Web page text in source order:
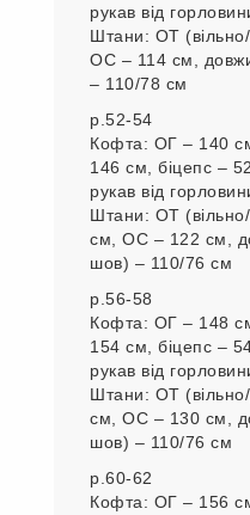
рукав від
Штани: ОТ (вільно/
ОС – 114 см,
– 110/78 см
р.52-54
Кофта: ОГ – 140
146 см, біцепс –
рукав від
Штани: ОТ
см, ОС – 122 см,
шов) – 110/76 см
р.56-58
Кофта: ОГ – 148
154 см, біцепс –
рукав від
Штани: ОТ
см, ОС – 130 см,
шов) – 110/76 см
р.60-62
Кофта: ОГ – 156